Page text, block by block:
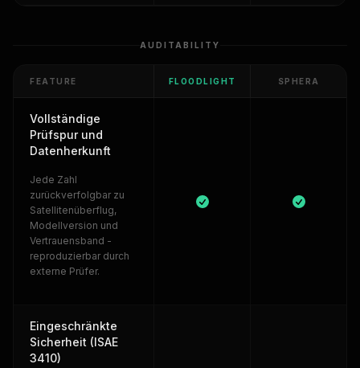
AUDITABILITY
FEATURE FLOODLIGHT SPHERA
Vollständige
Prüfspur und
Datenherkunft
Jede Zahl
zurückverfolgbar zu
Satellitenüberflug,
Modellversion und
Vertrauensband -
reproduzierbar durch
externe Prüfer.
Eingeschränkte
Sicherheit (ISAE
3410)